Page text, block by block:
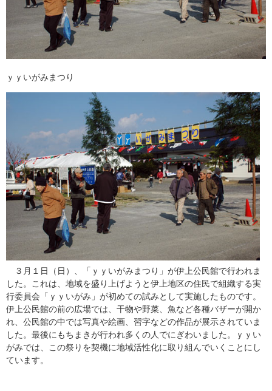
ｙｙいがみまつり
３月１日（日）、「ｙｙいがみまつり」が伊上公民館で行われま
した。これは、地域を盛り上げようと伊上地区の住民で組織する実
行委員会「ｙｙいがみ」が初めての試みとして実施したものです。
伊上公民館の前の広場では、干物や野菜、魚など各種バザーが開か
れ、公民館の中では写真や絵画、習字などの作品が展示されていま
した。最後にもちまきが行われ多くの人でにぎわいました。ｙｙい
がみでは、この祭りを契機に地域活性化に取り組んでいくことにし
ています。